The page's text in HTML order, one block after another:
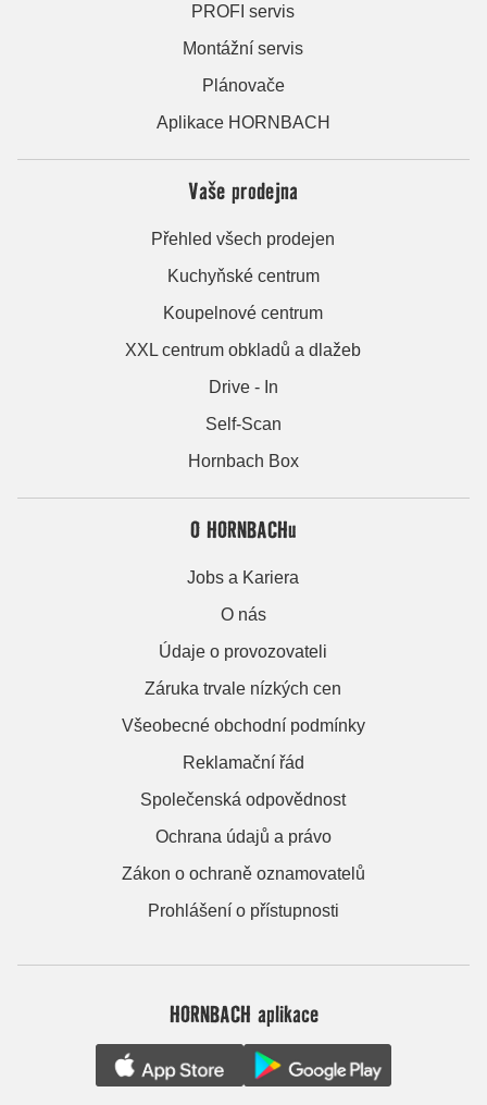
PROFI servis
Montážní servis
Plánovače
Aplikace HORNBACH
Vaše prodejna
Přehled všech prodejen
Kuchyňské centrum
Koupelnové centrum
XXL centrum obkladů a dlažeb
Drive - In
Self-Scan
Hornbach Box
O HORNBACHu
Jobs a Kariera
O nás
Údaje o provozovateli
Záruka trvale nízkých cen
Všeobecné obchodní podmínky
Reklamační řád
Společenská odpovědnost
Ochrana údajů a právo
Zákon o ochraně oznamovatelů
Prohlášení o přístupnosti
HORNBACH aplikace